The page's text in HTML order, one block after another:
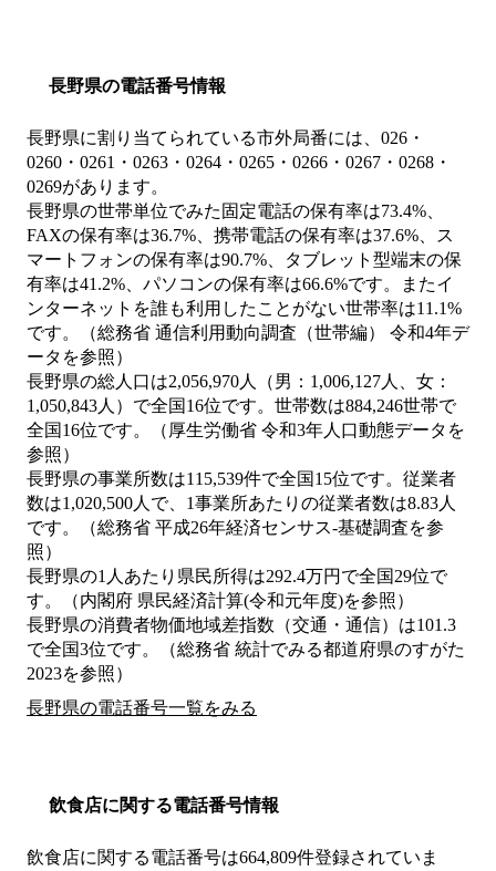
長野県の電話番号情報
長野県に割り当てられている市外局番には、026・
0260・0261・0263・0264・0265・0266・0267・0268・
0269があります。
長野県の世帯単位でみた固定電話の保有率は73.4%、
FAXの保有率は36.7%、携帯電話の保有率は37.6%、ス
マートフォンの保有率は90.7%、タブレット型端末の保
有率は41.2%、パソコンの保有率は66.6%です。またイ
ンターネットを誰も利用したことがない世帯率は11.1%
です。（総務省 通信利用動向調査（世帯編） 令和4年デ
ータを参照）
長野県の総人口は2,056,970人（男：1,006,127人、女：
1,050,843人）で全国16位です。世帯数は884,246世帯で
全国16位です。（厚生労働省 令和3年人口動態データを
参照）
長野県の事業所数は115,539件で全国15位です。従業者
数は1,020,500人で、1事業所あたりの従業者数は8.83人
です。（総務省 平成26年経済センサス‐基礎調査を参
照）
長野県の1人あたり県民所得は292.4万円で全国29位で
す。（内閣府 県民経済計算(令和元年度)を参照）
長野県の消費者物価地域差指数（交通・通信）は101.3
で全国3位です。（総務省 統計でみる都道府県のすがた
2023を参照）
長野県の電話番号一覧をみる
飲食店に関する電話番号情報
飲食店に関する電話番号は664,809件登録されていま